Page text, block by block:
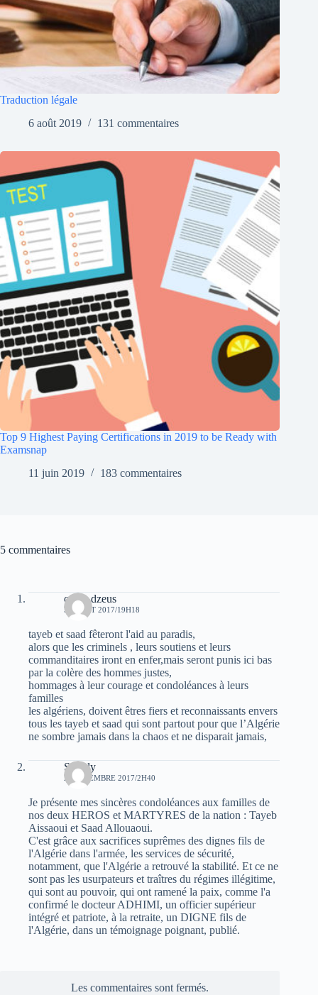
Traduction légale
6 août 2019
131 commentaires
Top 9 Highest Paying Certifications in 2019 to be Ready with
Examsnap
11 juin 2019
183 commentaires
5 commentaires
oziris dzeus
31 AOÛT 2017/19H18
tayeb et saad fêteront l'aid au paradis,
alors que les criminels , leurs soutiens et leurs
commanditaires iront en enfer,mais seront punis ici bas
par la colère des hommes justes,
hommages à leur courage et condoléances à leurs
familles
les algériens, doivent êtres fiers et reconnaissants envers
tous les tayeb et saad qui sont partout pour que l’Algérie
ne sombre jamais dans la chaos et ne disparait jamais,
Simply
2 SEPTEMBRE 2017/2H40
Je présente mes sincères condoléances aux familles de
nos deux HEROS et MARTYRES de la nation : Tayeb
Aissaoui et Saad Allouaoui.
C'est grâce aux sacrifices suprêmes des dignes fils de
l'Algérie dans l'armée, les services de sécurité,
notamment, que l'Algérie a retrouvé la stabilité. Et ce ne
sont pas les usurpateurs et traîtres du régimes illégitime,
qui sont au pouvoir, qui ont ramené la paix, comme l'a
confirmé le docteur ADHIMI, un officier supérieur
intégré et patriote, à la retraite, un DIGNE fils de
l'Algérie, dans un témoignage poignant, publié.
Les commentaires sont fermés.